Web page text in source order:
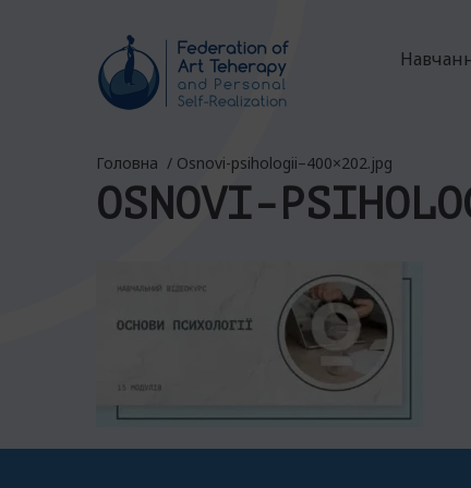
Головна / Osnovi-psihologii–400×202.jpg
OSNOVI-